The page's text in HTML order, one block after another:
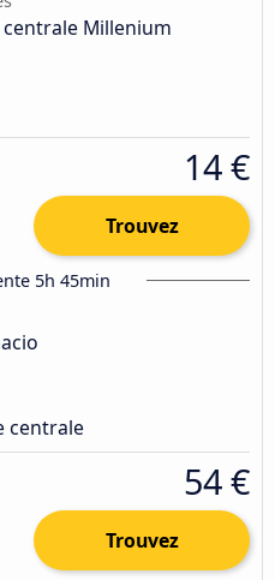
Millenium
14 €
Trouvez
5h 45min
centrale
54 €
Trouvez